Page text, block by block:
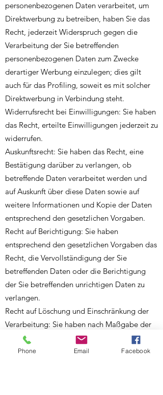
personenbezogenen Daten verarbeitet, um
Direktwerbung zu betreiben, haben Sie das
Recht, jederzeit Widerspruch gegen die
Verarbeitung der Sie betreffenden
personenbezogenen Daten zum Zwecke
derartiger Werbung einzulegen; dies gilt
auch für das Profiling, soweit es mit solcher
Direktwerbung in Verbindung steht.
Widerrufsrecht bei Einwilligungen: Sie haben
das Recht, erteilte Einwilligungen jederzeit zu
widerrufen.
Auskunftsrecht: Sie haben das Recht, eine
Bestätigung darüber zu verlangen, ob
betreffende Daten verarbeitet werden und
auf Auskunft über diese Daten sowie auf
weitere Informationen und Kopie der Daten
entsprechend den gesetzlichen Vorgaben.
Recht auf Berichtigung: Sie haben
entsprechend den gesetzlichen Vorgaben das
Recht, die Vervollständigung der Sie
betreffenden Daten oder die Berichtigung
der Sie betreffenden unrichtigen Daten zu
verlangen.
Recht auf Löschung und Einschränkung der
Verarbeitung: Sie haben nach Maßgabe der
gesetzlichen Vorgaben das Recht, zu
verlangen, dass Sie betreffende Daten
Phone Email Facebook